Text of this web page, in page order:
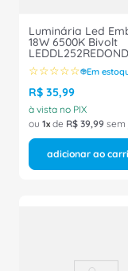
Luminária Led
18W 6500K Bivolt
LEDDL252REDOND
Philips
☆☆☆☆☆ Em
R$ 35,99
à vista no PIX
ou 1 de R$ 39,99 sem
adicionar ao